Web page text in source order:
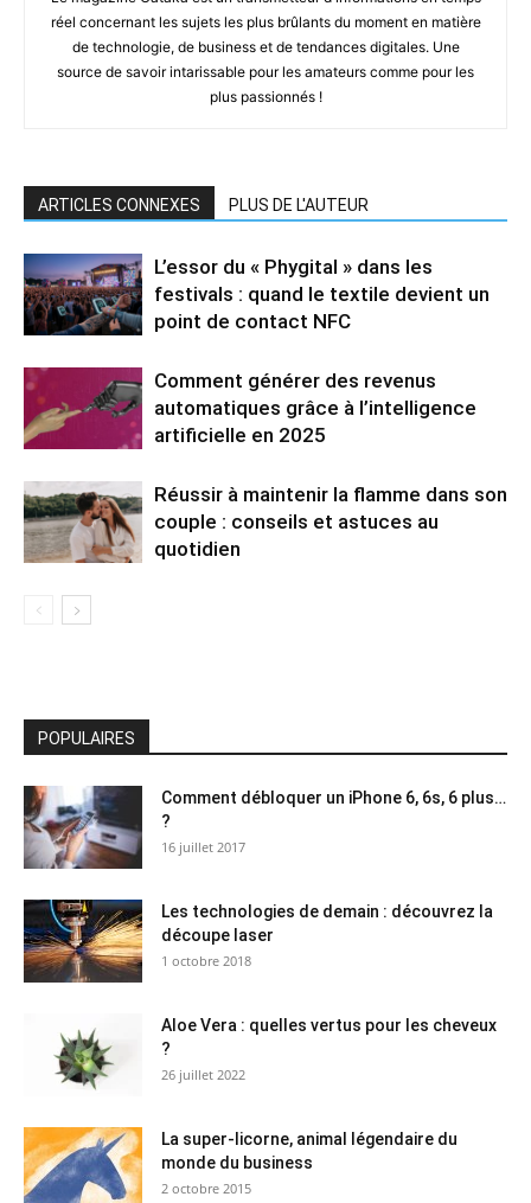
réel concernant les sujets les plus brûlants du moment en matière
de technologie, de business et de tendances digitales. Une
source de savoir intarissable pour les amateurs comme pour les
plus passionnés !
ARTICLES CONNEXES PLUS DE L'AUTEUR
L’essor du « Phygital » dans les
festivals : quand le textile devient un
point de contact NFC
Comment générer des revenus
automatiques grâce à l’intelligence
artificielle en 2025
Réussir à maintenir la flamme dans son
couple : conseils et astuces au
quotidien
POPULAIRES
Comment débloquer un iPhone 6, 6s, 6 plus…
?
16 juillet 2017
Les technologies de demain : découvrez la
découpe laser
1 octobre 2018
Aloe Vera : quelles vertus pour les cheveux
?
26 juillet 2022
La super-licorne, animal légendaire du
monde du business
2 octobre 2015